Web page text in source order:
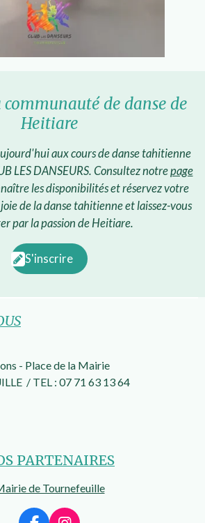
de danse de
Heitiare
aux cours de danse tahitienne
LES DANSEURS. Consultez notrepage
les disponibilités et réservez votre
de la danse tahitienne et laissez-vous
par la passion de Heitiare.
S'inscrire
- Place de la Mairie
/ TEL : 07 71 63 13 64
PARTENAIRES
de Tournefeuille